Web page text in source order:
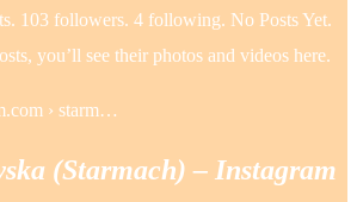
103 followers. 4 following. No Posts Yet.
you’ll see their photos and videos here.
› starm…
(Starmach) – Instagram